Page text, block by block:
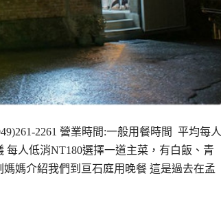
2261 營業時間:一般用餐時間 平均每人
每人低消NT180選擇一道主菜，有白飯、青
媽介紹我們到亘石庭用晚餐 這是過去在孟